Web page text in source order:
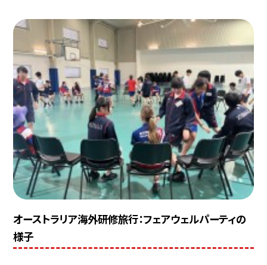
オーストラリア海外研修旅行：フェアウェルパーティの
様子